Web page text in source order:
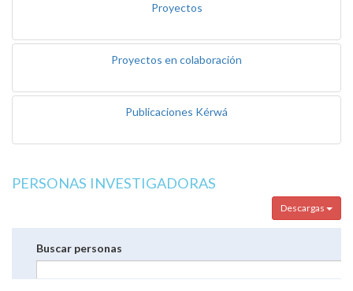
Proyectos
Proyectos en colaboración
Publicaciones Kérwá
PERSONAS INVESTIGADORAS
Descargas
Buscar personas